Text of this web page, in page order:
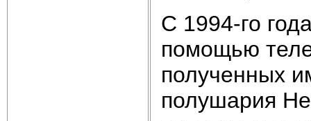
С 1994-го
помощью
полученных
полушария